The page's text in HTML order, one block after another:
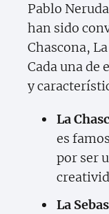
Pablo
han sido
Chascona,
Cada una de
y
La
es
por ser
La